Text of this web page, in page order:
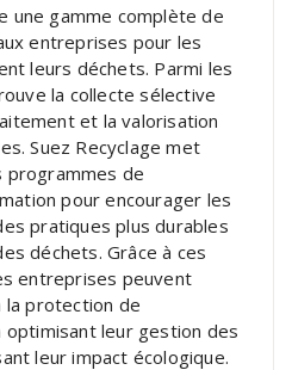
une gamme complète de
entreprises pour les
leurs déchets. Parmi les
la collecte sélective
et la valorisation
Suez Recyclage met
programmes de
pour encourager les
pratiques plus durables
déchets. Grâce à ces
entreprises peuvent
la protection de
optimisant leur gestion des
leur impact écologique.